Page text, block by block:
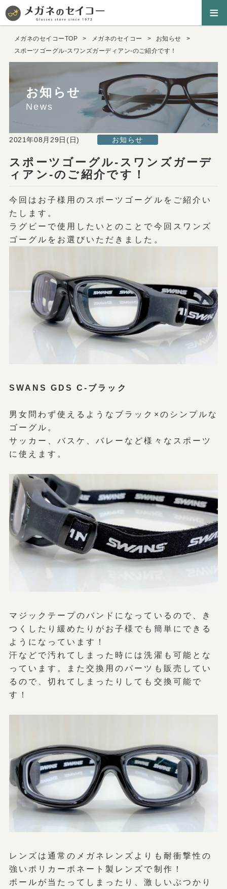
≡
メガネのセイコーTOP メガネのセイコー
お知らせ
スポーツゴーグル-スワンズガーディアン-のご紹介です！
お知らせ
News
スポーツゴーグル-スワンズガーデ
ィアン-のご紹介です！
2021年08月29日(日) お知らせ
今回はお子様用のスポーツゴーグルをご紹介い
たします。
ラグビーで使用したいとのことで今回スワンズ
ゴーグルをお選びいただきました。
SWANS GDS C-ブラック
男女問わず使えるようなブラック×のシンプルな
ゴーグル。
サッカー、バスケ、バレーなど様々なスポーツ
に使えます。
マジックテープのバンドになっているので、き
つくしたり緩めたりがお子様でも簡単にできる
ようになっています！
汗などで汚れてしまった時には洗濯も可能とな
っています。また交換用のパーツも販売してい
るので、切れてしまったりしても交換可能で
す！
レンズは通常のメガネレンズよりも耐衝撃性の
強いポリカーボネート製レンズで制作！
ボールが当たってしまったり、激しいぶつかり